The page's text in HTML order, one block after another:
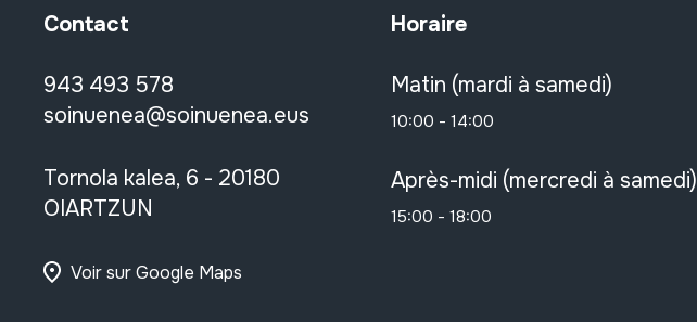
Contact
943 493 578
soinuenea@soinuenea.eus
Tornola kalea, 6 - 20180
OIARTZUN
Voir sur Google Maps
Horaire
Matin (mardi à samedi)
10:00 - 14:00
Après-midi (mercredi à samedi)
15:00 - 18:00